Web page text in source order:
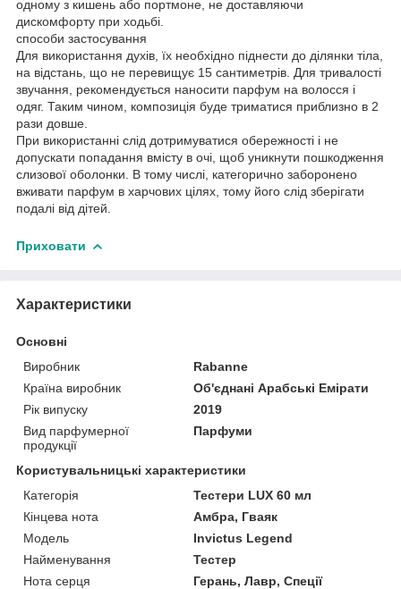
одному з кишень або портмоне, не доставляючи
дискомфорту при ходьбі.
способи застосування
Для використання духів, їх необхідно піднести до ділянки тіла,
на відстань, що не перевищує 15 сантиметрів. Для тривалості
звучання, рекомендується наносити парфум на волосся і
одяг. Таким чином, композиція буде триматися приблизно в 2
рази довше.
При використанні слід дотримуватися обережності і не
допускати попадання вмісту в очі, щоб уникнути пошкодження
слизової оболонки. В тому числі, категорично заборонено
вживати парфум в харчових цілях, тому його слід зберігати
подалі від дітей.
Приховати
Характеристики
Основні
Виробник
Rabanne
Країна виробник
Об'єднані Арабські Емірати
Рік випуску
2019
Вид парфумерної
продукції
Парфуми
Користувальницькі характеристики
Категорія
Тестери LUX 60 мл
Кінцева нота
Амбра, Гваяк
Мoдель
Invictus Legend
Найменування
Тестер
Нота серця
Герань, Лавр, Спеції